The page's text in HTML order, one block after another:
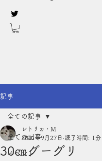
記事
全ての記事
イベント
全ての記事
30㎝グーグリ
レトリカ・M
2021年9月27日 読了時間: 1分